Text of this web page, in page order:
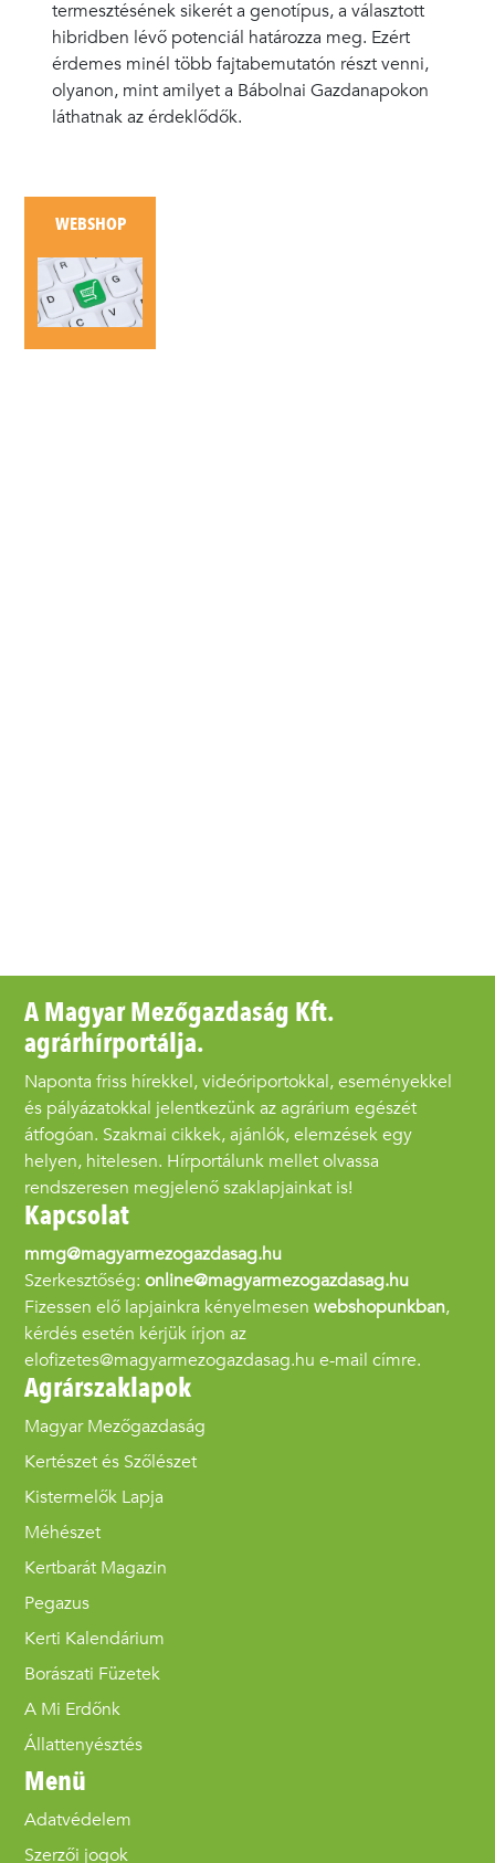
termesztésének sikerét a genotípus, a választott
hibridben lévő potenciál határozza meg. Ezért
érdemes minél több fajtabemutatón részt venni,
olyanon, mint amilyet a Bábolnai Gazdanapokon
láthatnak az érdeklődők.
WEBSHOP
A Magyar Mezőgazdaság Kft.
agrárhírportálja.
Naponta friss hírekkel, videóriportokkal, eseményekkel
és pályázatokkal jelentkezünk az agrárium egészét
átfogóan. Szakmai cikkek, ajánlók, elemzések egy
helyen, hitelesen. Hírportálunk mellet olvassa
rendszeresen megjelenő szaklapjainkat is!
Kapcsolat
mmg@magyarmezogazdasag.hu
Szerkesztőség:online@magyarmezogazdasag.hu
Fizessen elő lapjainkra kényelmesenwebshopunkban,
kérdés esetén kérjük írjon az
elofizetes@magyarmezogazdasag.hu e-mail címre.
Agrárszaklapok
Magyar Mezőgazdaság
Kertészet és Szőlészet
Kistermelők Lapja
Méhészet
Kertbarát Magazin
Pegazus
Kerti Kalendárium
Borászati Füzetek
A Mi Erdőnk
Állattenyésztés
Menü
Adatvédelem
Szerzői jogok